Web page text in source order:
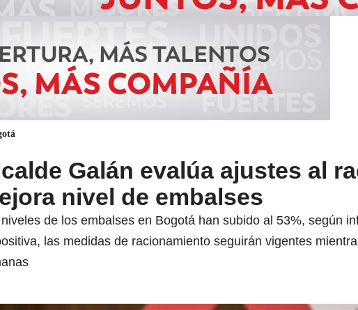
Galán evalúa ajustes al
nivel de embalses
de los embalses en Bogotá han subido al 53%, según
las medidas de racionamiento seguirán vigentes